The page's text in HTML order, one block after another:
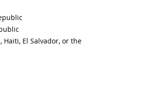
El Salvador, or the